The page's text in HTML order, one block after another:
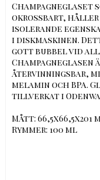
okrossbart, håller
isolerande
i diskmaskinen.
gott bubbel vid
Champagneglasen
återvinningsbar,
melamin och
tillverkat i
Mått: 66,5x66,5x201
Rymmer: 100 ml